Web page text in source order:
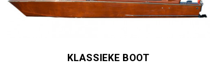
KLASSIEKE BOOT